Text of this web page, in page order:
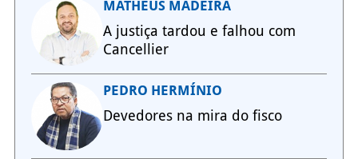
MATHEUS MADEIRA
A justiça tardou e falhou com
Cancellier
PEDRO HERMÍNIO
Devedores na mira do fisco